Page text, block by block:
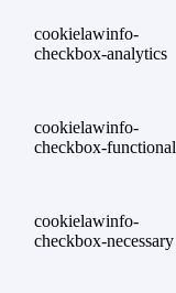
cookielawinfo-
checkbox-analytics
cookielawinfo-
checkbox-functional
cookielawinfo-
checkbox-necessary